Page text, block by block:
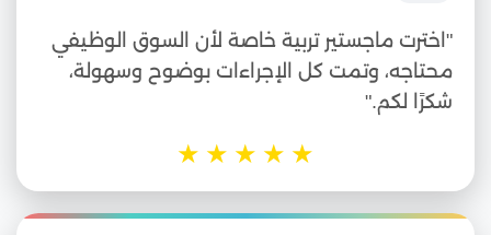
"اخترت ماجستير تربية خاصة لأن السوق الوظيفي
محتاجه، وتمت كل الإجراءات بوضوح وسهولة،
شكرًا لكم."
★
★
★
★
★